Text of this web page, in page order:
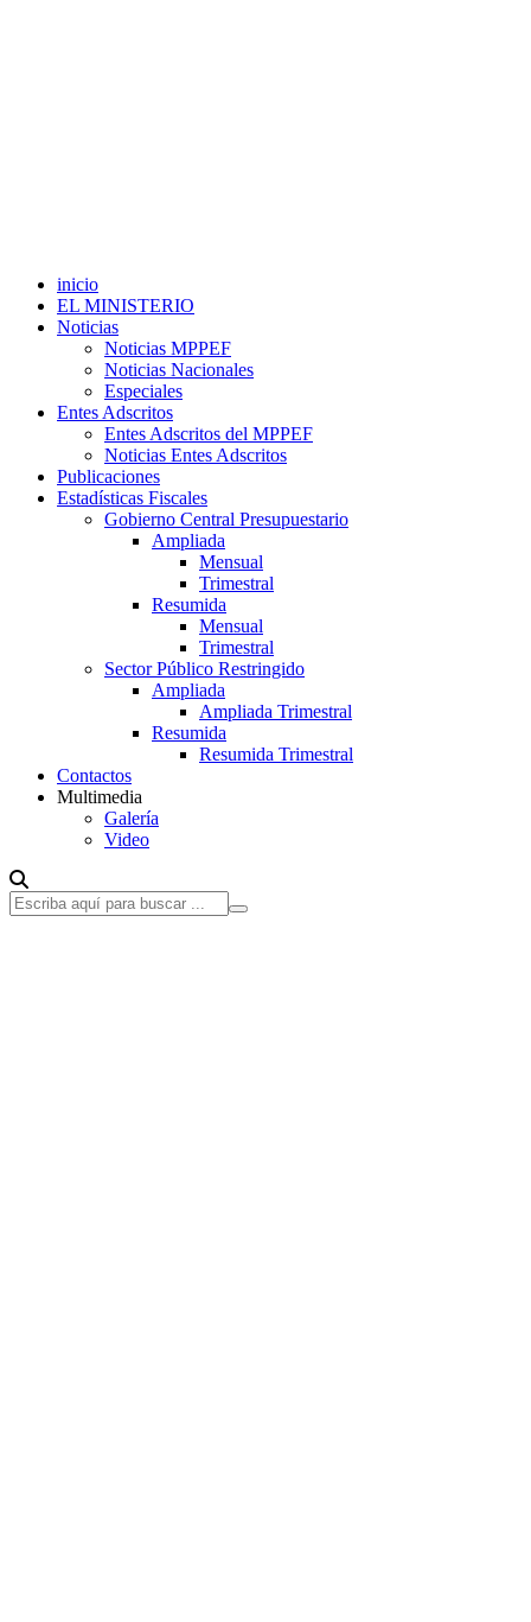
inicio
EL MINISTERIO
Noticias
Noticias MPPEF
Noticias Nacionales
Especiales
Entes Adscritos
Entes Adscritos del MPPEF
Noticias Entes Adscritos
Publicaciones
Estadísticas Fiscales
Gobierno Central Presupuestario
Ampliada
Mensual
Trimestral
Resumida
Mensual
Trimestral
Sector Público Restringido
Ampliada
Ampliada Trimestral
Resumida
Resumida Trimestral
Contactos
Multimedia
Galería
Video